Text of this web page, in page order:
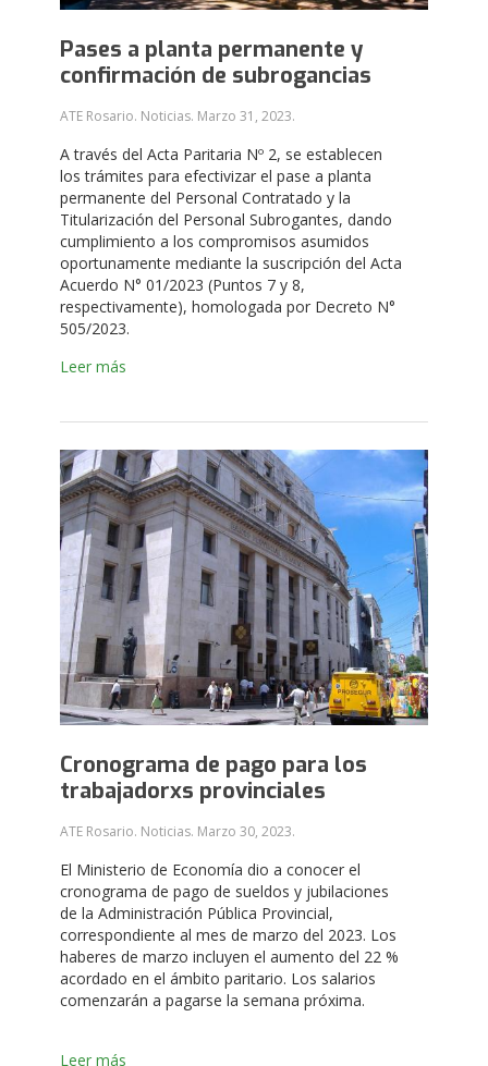
Pases a planta permanente y
confirmación de subrogancias
ATE Rosario. Noticias. Marzo 31, 2023.
A través del Acta Paritaria Nº 2, se establecen
los trámites para efectivizar el pase a planta
permanente del Personal Contratado y la
Titularización del Personal Subrogantes, dando
cumplimiento a los compromisos asumidos
oportunamente mediante la suscripción del Acta
Acuerdo N° 01/2023 (Puntos 7 y 8,
respectivamente), homologada por Decreto N°
505/2023.
Leer más
Cronograma de pago para los
trabajadorxs provinciales
ATE Rosario. Noticias. Marzo 30, 2023.
El Ministerio de Economía dio a conocer el
cronograma de pago de sueldos y jubilaciones
de la Administración Pública Provincial,
correspondiente al mes de marzo del 2023. Los
haberes de marzo incluyen el aumento del 22 %
acordado en el ámbito paritario. Los salarios
comenzarán a pagarse la semana próxima.
Leer más